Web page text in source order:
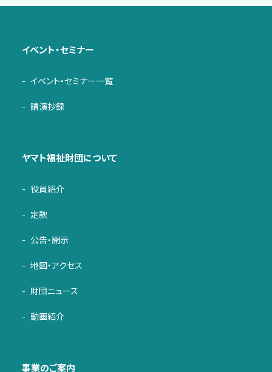
イベント・セミナー
イベント・セミナー一覧
講演抄録
ヤマト福祉財団について
役員紹介
定款
公告・開示
地図・アクセス
財団ニュース
動画紹介
事業のご案内